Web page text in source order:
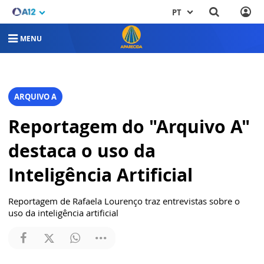
PT
MENU
ARQUIVO A
Reportagem do "Arquivo A"
destaca o uso da
Inteligência Artificial
Reportagem de Rafaela Lourenço traz entrevistas sobre o
uso da inteligência artificial